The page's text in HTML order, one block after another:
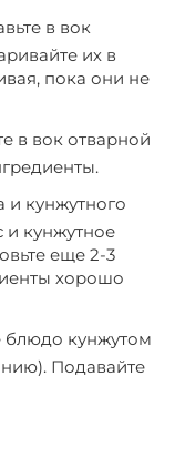
в вок
их в
пока они не
в вок отварной
и кунжутного
и кунжутное
еще 2-3
хорошо
блюдо кунжутом
Подавайте